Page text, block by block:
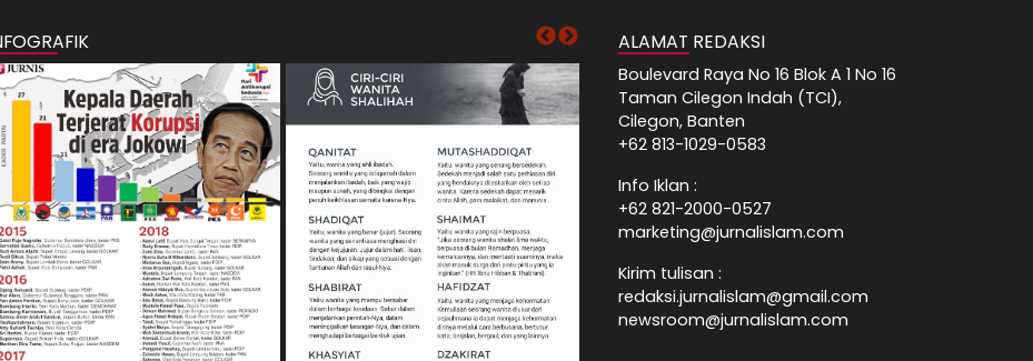
ALAMAT REDAKSI
Boulevard Raya No 16 Blok A 1 No 16
Taman Cilegon Indah (TCI),
Cilegon, Banten
+62 813-1029-0583
Info Iklan :
+62 821-2000-0527
marketing@jurnalislam.com
Kirim tulisan :
redaksi.jurnalislam@gmail.com
newsroom@jurnalislam.com